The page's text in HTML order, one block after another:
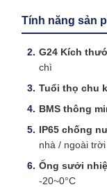
Tính năng sản
G24 Kích
chì
Tuổi thọ chu
BMS thông
IP65 chống
nhà / ngoài
Ống sưởi
-20~0°C